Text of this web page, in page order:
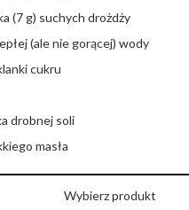
(7 g) suchych drożdży
(ale nie gorącej) wody
cukru
drobnej soli
masła
Wybierz produkt